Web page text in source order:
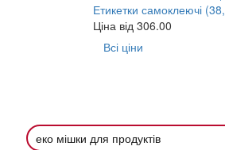
Етикетки самоклеючі
Ціна від 306.00
Всі ціни
еко мішки для продуктів